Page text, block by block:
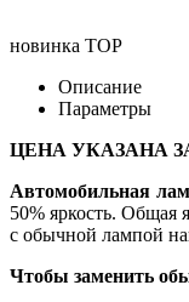
новинка TOP
Описание
Параметры
ЦЕНА УКАЗАНА
Автомобильная
50% яркость. Общая
с обычной лампой
Чтобы заменить